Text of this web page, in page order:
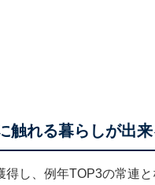
触れる暮らしが出来
得し、例年TOP3の常連